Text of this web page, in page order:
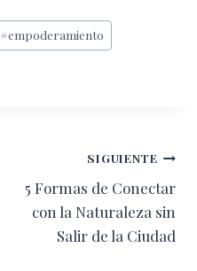
#empoderamiento
SIGUIENTE
5 Formas de Conectar
con la Naturaleza sin
Salir de la Ciudad